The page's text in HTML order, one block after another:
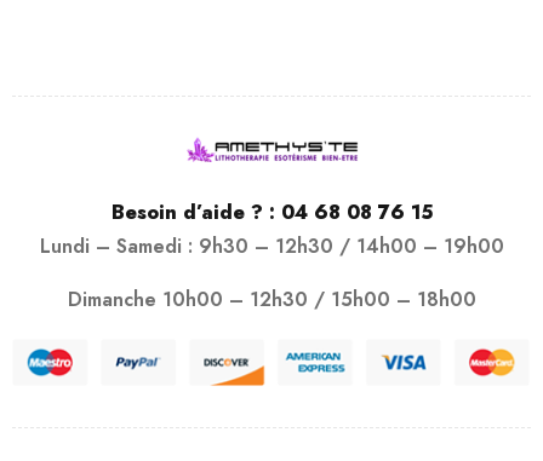
Besoin d’aide ? : 04 68 08 76 15
Lundi – Samedi : 9h30 – 12h30 / 14h00 – 19h00
Dimanche 10h00 – 12h30 / 15h00 – 18h00